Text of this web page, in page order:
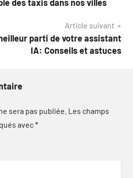
des taxis dans nos villes
Article suivant
parti de votre assistant
IA: Conseils et astuces
sera pas publiée. Les champs
avec*